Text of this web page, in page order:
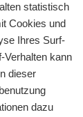
statistisch
Cookies und
Ihres Surf-
Verhalten kann
dieser
dazu